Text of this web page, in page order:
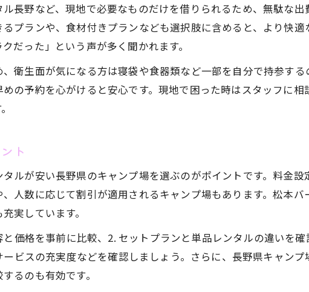
長野など、現地で必要なものだけを借りられるため、無駄な
プランや、食材付きプランなども選択肢に含めると、より快
だった」という声が多く聞かれます。
衛生面が気になる方は寝袋や食器類など一部を自分で持参す
の予約を心がけると安心です。現地で困った時はスタッフに
ト
ルが安い長野県のキャンプ場を選ぶのがポイントです。料金
人数に応じて割引が適用されるキャンプ場もあります。松本
実しています。
価格を事前に比較、2. セットプランと単品レンタルの違いを
ビスの充実度などを確認しましょう。さらに、長野県キャン
るのも有効です。